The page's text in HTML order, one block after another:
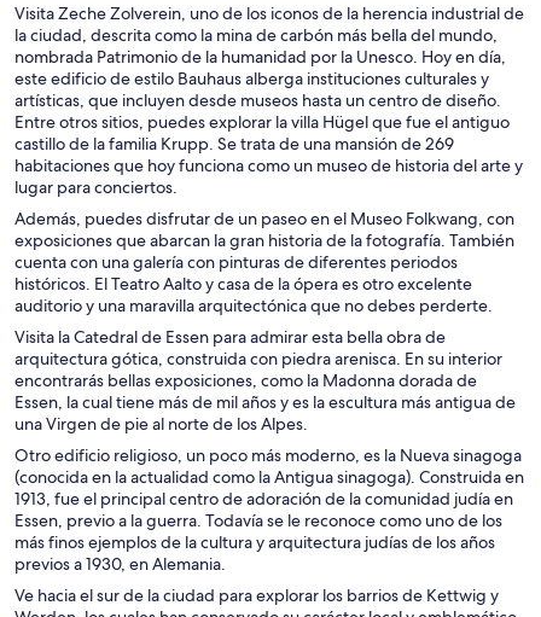
Visita Zeche Zolverein, uno de los iconos de la herencia industrial de
la ciudad, descrita como la mina de carbón más bella del mundo,
nombrada Patrimonio de la humanidad por la Unesco. Hoy en día,
este edificio de estilo Bauhaus alberga instituciones culturales y
artísticas, que incluyen desde museos hasta un centro de diseño.
Entre otros sitios, puedes explorar la villa Hügel que fue el antiguo
castillo de la familia Krupp. Se trata de una mansión de 269
habitaciones que hoy funciona como un museo de historia del arte y
lugar para conciertos.
Además, puedes disfrutar de un paseo en el Museo Folkwang, con
exposiciones que abarcan la gran historia de la fotografía. También
cuenta con una galería con pinturas de diferentes periodos
históricos. El Teatro Aalto y casa de la ópera es otro excelente
auditorio y una maravilla arquitectónica que no debes perderte.
Visita la Catedral de Essen para admirar esta bella obra de
arquitectura gótica, construida con piedra arenisca. En su interior
encontrarás bellas exposiciones, como la Madonna dorada de
Essen, la cual tiene más de mil años y es la escultura más antigua de
una Virgen de pie al norte de los Alpes.
Otro edificio religioso, un poco más moderno, es la Nueva sinagoga
(conocida en la actualidad como la Antigua sinagoga). Construida en
1913, fue el principal centro de adoración de la comunidad judía en
Essen, previo a la guerra. Todavía se le reconoce como uno de los
más finos ejemplos de la cultura y arquitectura judías de los años
previos a 1930, en Alemania.
Ve hacia el sur de la ciudad para explorar los barrios de Kettwig y